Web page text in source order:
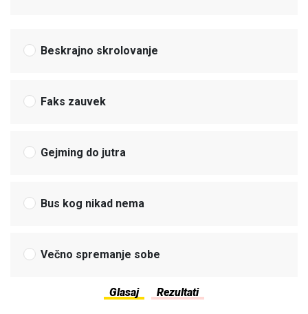
Beskrajno skrolovanje
Faks zauvek
Gejming do jutra
Bus kog nikad nema
Večno spremanje sobe